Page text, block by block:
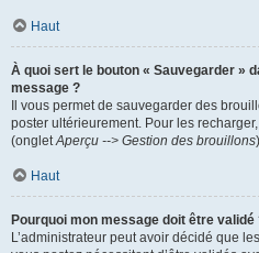
Haut
À quoi sert le bouton « Sauvegarder »
message ?
Il vous permet de sauvegarder des
poster ultérieurement. Pour les
(ongletAperçu --> Gestion des brouillons
Haut
Pourquoi mon message doit être validé
L’administrateur peut avoir décidé que